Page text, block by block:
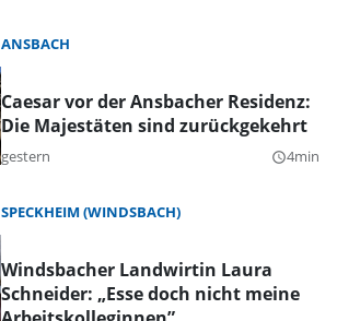
ANSBACH
Caesar vor der Ansbacher Residenz:
Die Majestäten sind zurückgekehrt
gestern query_builder4min
SPECKHEIM (WINDSBACH)
Windsbacher Landwirtin Laura
Schneider: „Esse doch nicht meine